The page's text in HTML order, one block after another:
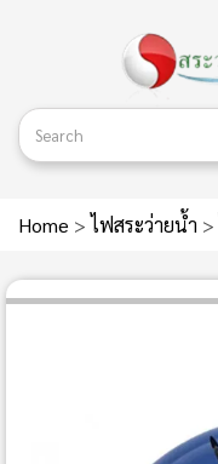
Home > ไฟสระว่ายน้ำ >